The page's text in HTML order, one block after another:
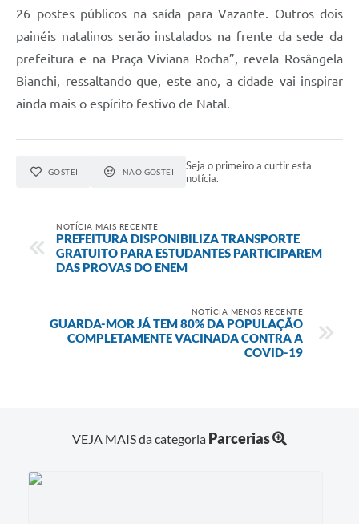
26 postes públicos na saída para Vazante. Outros dois
painéis natalinos serão instalados na frente da sede da
prefeitura e na Praça Viviana Rocha”, revela Rosângela
Bianchi, ressaltando que, este ano, a cidade vai inspirar
ainda mais o espírito festivo de Natal.
GOSTEI NÃO GOSTEI
Seja o primeiro a curtir esta
notícia.
NOTÍCIA MAIS RECENTE
PREFEITURA DISPONIBILIZA TRANSPORTE
GRATUITO PARA ESTUDANTES PARTICIPAREM
DAS PROVAS DO ENEM
NOTÍCIA MENOS RECENTE
GUARDA-MOR JÁ TEM 80% DA POPULAÇÃO
COMPLETAMENTE VACINADA CONTRA A
COVID-19
VEJA MAIS da categoria Parcerias